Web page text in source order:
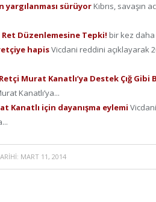
yargılanması sürüyor Kıbrıs, savaşın
Ret Düzenlemesine Tepki! bir kez daha
hapisVicdani reddini açıklayarak
Murat Kanatlı’ya Destek Çığ Gibi
Kanatlı’ya...
Kanatlı için dayanışma eylemi
MART 11, 2014